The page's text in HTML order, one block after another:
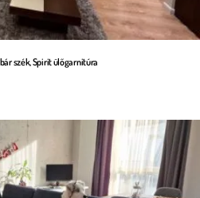
szék, Spirit ülőgarnitúra